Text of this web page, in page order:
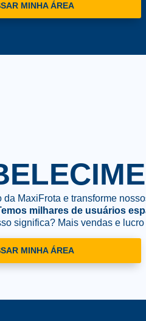
MINHA ÁREA
da MaxiFrota e transforme
milhares de usuários
significa? Mais vendas e
MINHA ÁREA